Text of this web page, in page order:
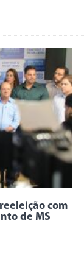
com
de MS